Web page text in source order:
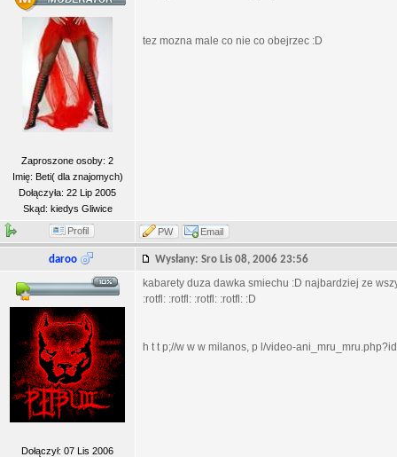
Zaproszone osoby: 2
Imię: Beti( dla znajomych)
Dołączyła: 22 Lip 2005
Skąd: kiedys Gliwice
tez mozna male co nie co obejrzec :D
Profil PW Email
daroo Wysłany: Sro Lis 08, 2006 23:56
Dołączył: 07 Lis 2006
kabarety duza dawka smiechu :D najbardziej ze
:rotfl: :rotfl: :rotfl: :rotfl: :D
h t t p;//w w w milanos, p l/video-